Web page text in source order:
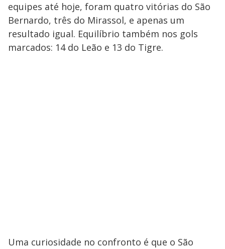
equipes até hoje, foram quatro vitórias do São
Bernardo, três do Mirassol, e apenas um
resultado igual. Equilíbrio também nos gols
marcados: 14 do Leão e 13 do Tigre.
Uma curiosidade no confronto é que o São